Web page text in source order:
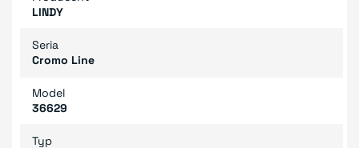
LINDY
Seria
Cromo Line
Model
36629
Typ